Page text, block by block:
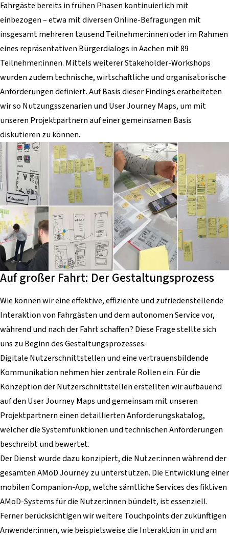
Fahrgäste bereits in frühen Phasen kontinuierlich mit
einbezogen – etwa mit diversen Online-Befragungen mit
insgesamt mehreren tausend Teilnehmer:innen oder im Rahmen
eines repräsentativen Bürgerdialogs in Aachen mit 89
Teilnehmer:innen. Mittels weiterer Stakeholder-Workshops
wurden zudem technische, wirtschaftliche und organisatorische
Anforderungen definiert. Auf Basis dieser Findings erarbeiteten
wir so Nutzungsszenarien und User Journey Maps, um mit
unseren Projektpartnern auf einer gemeinsamen Basis
diskutieren zu können.
Auf großer Fahrt: Der Gestaltungsprozess
Wie können wir eine effektive, effiziente und zufriedenstellende
Interaktion von Fahrgästen und dem autonomen Service vor,
während und nach der Fahrt schaffen? Diese Frage stellte sich
uns zu Beginn des Gestaltungsprozesses.
Digitale Nutzerschnittstellen und eine vertrauensbildende
Kommunikation nehmen hier zentrale Rollen ein. Für die
Konzeption der Nutzerschnittstellen erstellten wir aufbauend
auf den User Journey Maps und gemeinsam mit unseren
Projektpartnern einen detaillierten Anforderungskatalog,
welcher die Systemfunktionen und technischen Anforderungen
beschreibt und bewertet.
Der Dienst wurde dazu konzipiert, die Nutzer:innen während der
gesamten AMoD Journey zu unterstützen. Die Entwicklung einer
mobilen Companion-App, welche sämtliche Services des fiktiven
AMoD-Systems für die Nutzer:innen bündelt, ist essenziell.
Ferner berücksichtigen wir weitere Touchpoints der zukünftigen
Anwender:innen, wie beispielsweise die Interaktion in und am